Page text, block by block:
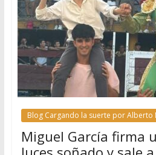
Blog Cargando la suerte por Alberto
Miguel García firma